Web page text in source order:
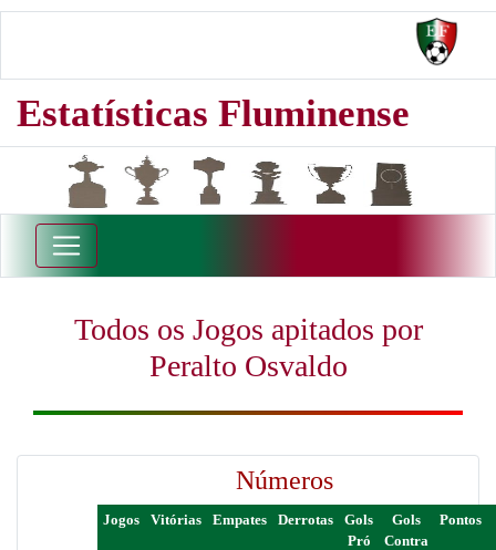
Estatísticas Fluminense
Todos os Jogos apitados por
Peralto Osvaldo
Números
Jogos Vitórias Empates Derrotas
Gols
Pró
Gols
Contra
Pontos